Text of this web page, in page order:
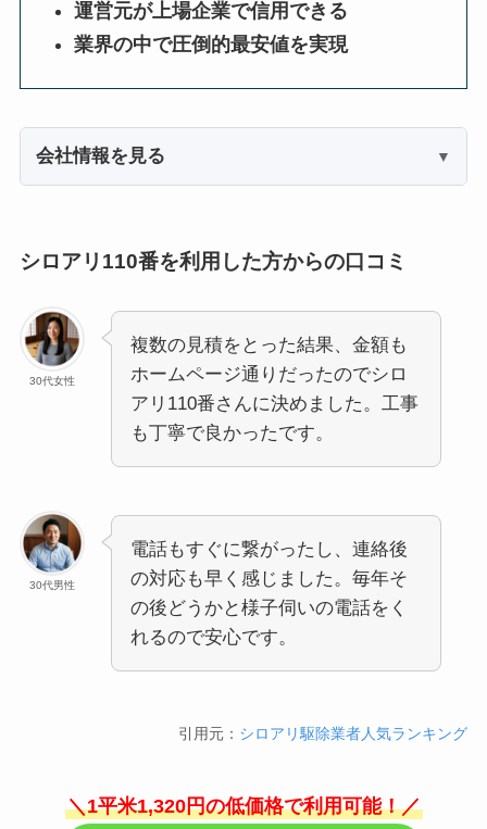
運営元が上場企業で信用できる
業界の中で圧倒的最安値を実現
会社情報を見る
シロアリ110番を利用した方からの口コミ
30代女性
複数の見積をとった結果、金額も
ホームページ通りだったのでシロ
アリ110番さんに決めました。工事
も丁寧で良かったです。
30代男性
電話もすぐに繋がったし、連絡後
の対応も早く感じました。毎年そ
の後どうかと様子伺いの電話をく
れるので安心です。
引用元： シロアリ駆除業者人気ランキング
＼1平米1,320円の低価格で利用可能！／